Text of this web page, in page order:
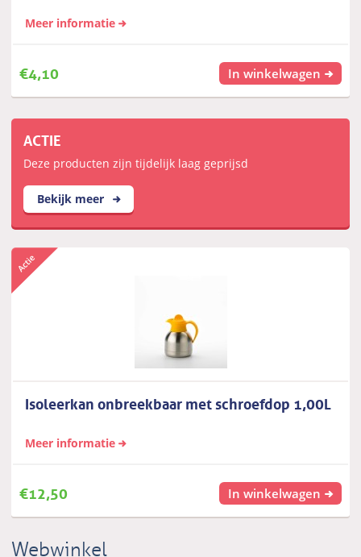
Meer informatie
€4,10 In winkelwagen
ACTIE
Deze producten zijn tijdelijk laag geprijsd
Bekijk meer
Isoleerkan onbreekbaar met schroefdop 1,00L
Meer informatie
€12,50 In winkelwagen
Webwinkel